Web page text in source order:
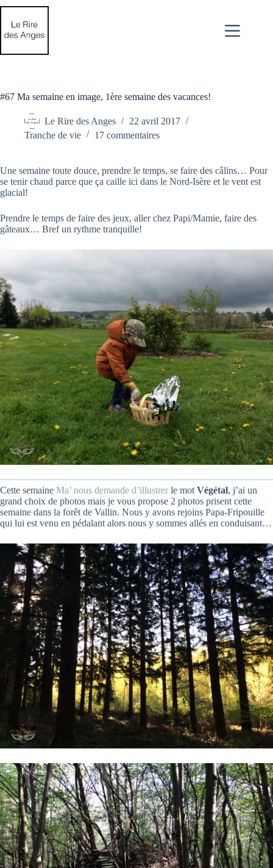
Passer
contenu
#67 Ma semaine en image, 1ère semaine des vacances!
Le Rire des Anges
22 avril 2017
Tranche de vie
17 commentaires
Une semaine toute douce, prendre le temps, se faire des câlins… Pour
se tenir chaud parce que ça caille ici dans le Nord-Isère et le vent est
glacial!
Prendre le temps de faire des jeux, aller chez Papi/Mamie, faire des
gâteaux… Bref un rythme tranquille!
Cette semaine Ma’ nous demande d’illustrer le mot Végétal, j’ai un
grand choix de photos mais je vous propose 2 photos prisent cette
semaine dans la forêt de Vallin. Nous y avons rejoins Papa-Fripouille
qui lui est venu en pédalant alors nous y sommes allés en conduisant…